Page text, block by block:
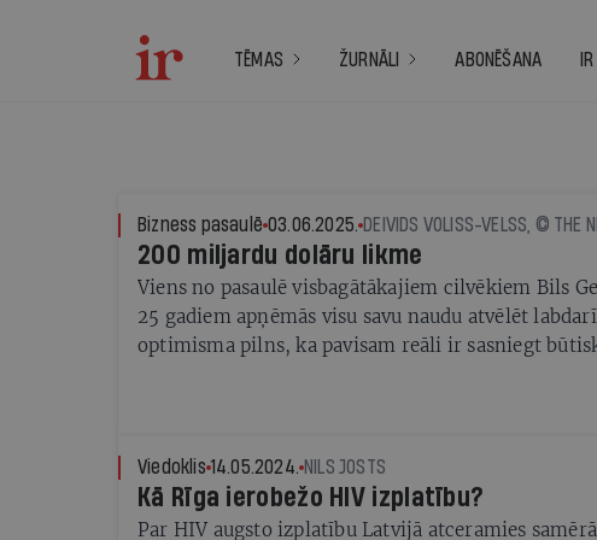
TĒMAS ŽURNĀLI ABONĒŠANA
Bizness pasaulē 03.06.2025.
200 miljardu dolāru likme
Viens no pasaulē visbagātākajiem cilvēkiem Bils
25 gadiem apņēmās visu savu naudu atvēlēt
optimisma pilns, ka pavisam reāli ir sasniegt
Viedoklis 14.05.2024. NILS JOSTS
Kā Rīga ierobežo HIV izplatību?
Par HIV augsto izplatību Latvijā atceramies